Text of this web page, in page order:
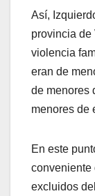
Así,
provincia de
violencia
eran de
de menores
menores de
En este
conveniente
excluidos